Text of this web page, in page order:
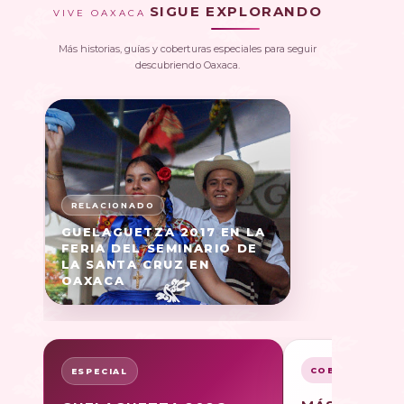
VIVE OAXACA SIGUE EXPLORANDO
Más historias, guías y coberturas especiales para seguir
descubriendo Oaxaca.
GUELAGUETZA 2017 EN LA
FERIA DEL SEMINARIO DE
LA SANTA CRUZ EN
OAXACA
ESPECIAL COBERTURA